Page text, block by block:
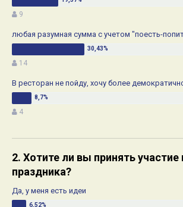
9
любая разумная сумма с учетом "поесть-
14
В ресторан не пойду, хочу более
4
2. Хотите ли вы принять участие
праздника?
Да, у меня есть идеи